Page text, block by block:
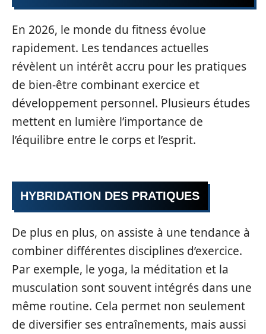
En 2026, le monde du fitness évolue
rapidement. Les tendances actuelles
révèlent un intérêt accru pour les pratiques
de bien-être combinant exercice et
développement personnel. Plusieurs études
mettent en lumière l’importance de
l’équilibre entre le corps et l’esprit.
HYBRIDATION DES PRATIQUES
De plus en plus, on assiste à une tendance à
combiner différentes disciplines d’exercice.
Par exemple, le yoga, la méditation et la
musculation sont souvent intégrés dans une
même routine. Cela permet non seulement
de diversifier ses entraînements, mais aussi